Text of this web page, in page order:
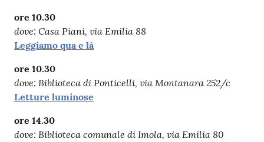
ore 10.30
dove: Casa Piani, via Emilia 88
Leggiamo qua e là
ore 10.30
dove: Biblioteca di Ponticelli, via Montanara 252/c
Letture luminose
ore 14.30
dove: Biblioteca comunale di Imola, via Emilia 80